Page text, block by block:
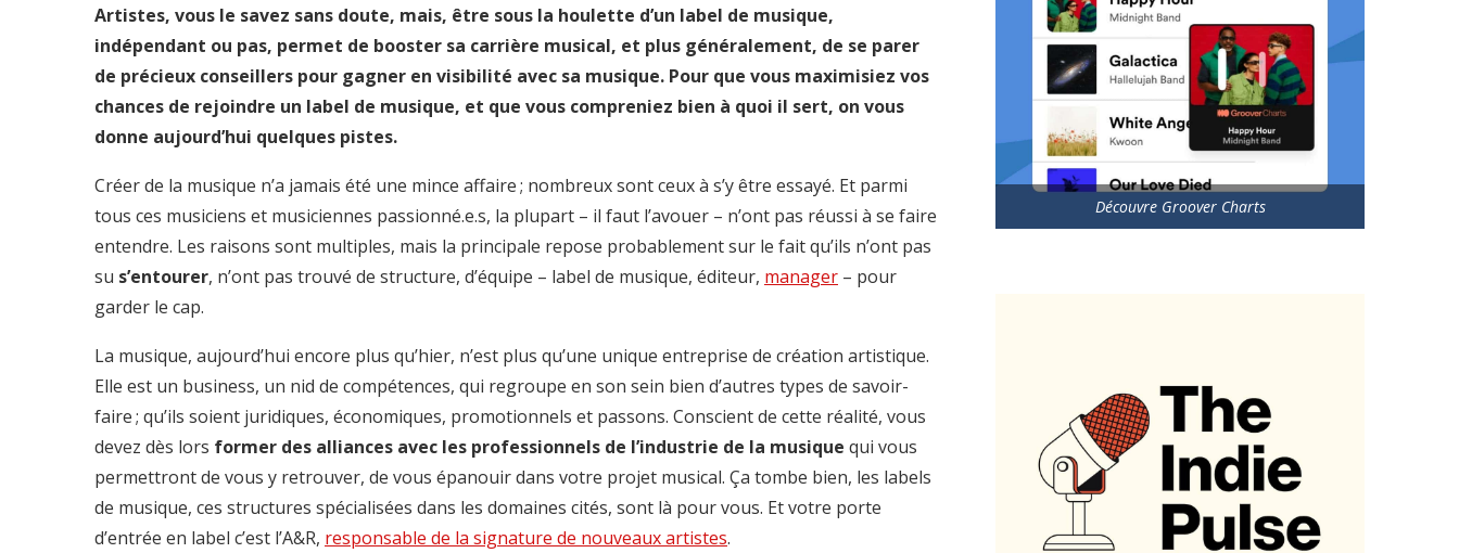
Artistes, vous le savez sans doute, mais, être sous la houlette d’un label de musique,
indépendant ou pas, permet de booster sa carrière musical, et plus généralement, de se parer
de précieux conseillers pour gagner en visibilité avec sa musique. Pour que vous maximisiez vos
chances de rejoindre un label de musique, et que vous compreniez bien à quoi il sert, on vous
donne aujourd’hui quelques pistes.
Créer de la musique n’a jamais été une mince affaire ; nombreux sont ceux à s’y être essayé. Et parmi
tous ces musiciens et musiciennes passionné.e.s, la plupart – il faut l’avouer – n’ont pas réussi à se faire
entendre. Les raisons sont multiples, mais la principale repose probablement sur le fait qu’ils n’ont pas
su s’entourer, n’ont pas trouvé de structure, d’équipe – label de musique, éditeur, manager – pour
garder le cap.
La musique, aujourd’hui encore plus qu’hier, n’est plus qu’une unique entreprise de création artistique.
Elle est un business, un nid de compétences, qui regroupe en son sein bien d’autres types de savoir-
faire ; qu’ils soient juridiques, économiques, promotionnels et passons. Conscient de cette réalité, vous
devez dès lors former des alliances avec les professionnels de l’industrie de la musique qui vous
permettront de vous y retrouver, de vous épanouir dans votre projet musical. Ça tombe bien, les labels
de musique, ces structures spécialisées dans les domaines cités, sont là pour vous. Et votre porte
d’entrée en label c’est l’A&R, responsable de la signature de nouveaux artistes.
Découvre Groover Charts